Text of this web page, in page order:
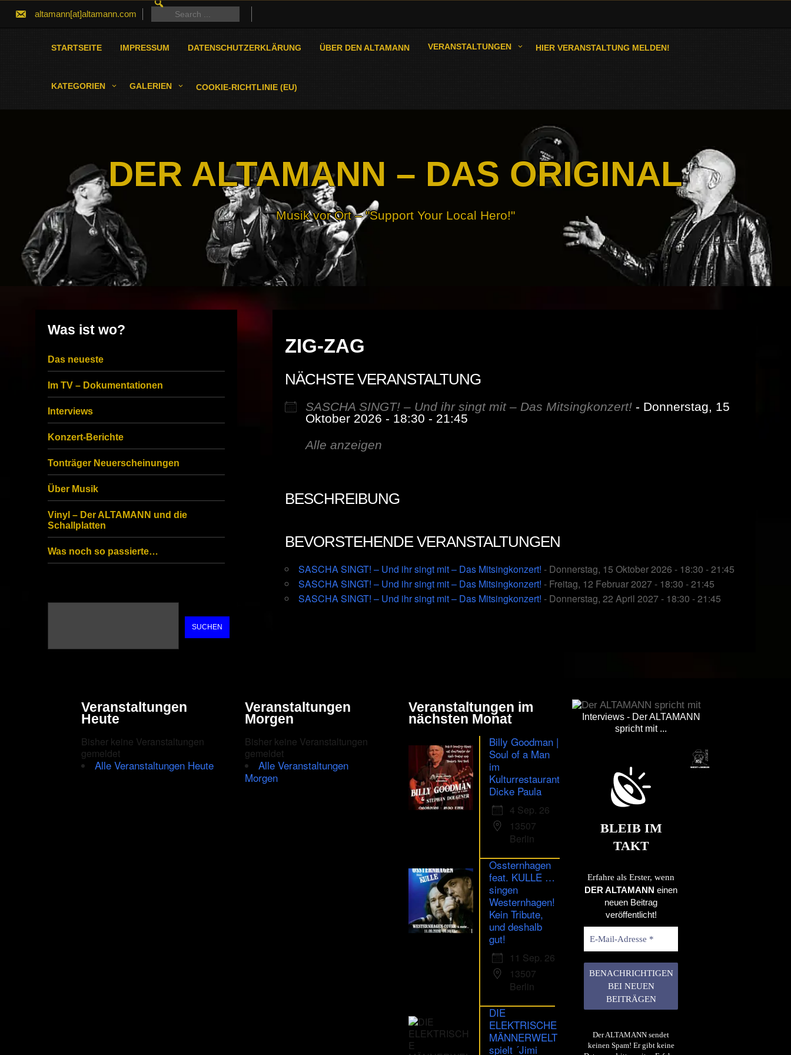
altamann[at]altamann.com
FOR:
Search
for:
STARTSEITE IMPRESSUM DATENSCHUTZERKLÄRUNG ÜBER DEN ALTAMANN VERANSTALTUNGEN HIER VERANSTALTUNG MELDEN!
KATEGORIEN GALERIEN COOKIE-RICHTLINIE (EU)
DER ALTAMANN – DAS ORIGINAL
Musik vor Ort – "Support Your Local Hero!"
ZIG-ZAG
NÄCHSTE VERANSTALTUNG
SASCHA SINGT! – Und ihr singt mit – Das Mitsingkonzert! - Donnerstag, 15
Oktober 2026 - 18:30 - 21:45
Alle anzeigen
BESCHREIBUNG
BEVORSTEHENDE VERANSTALTUNGEN
SASCHA SINGT! – Und ihr singt mit – Das Mitsingkonzert! - Donnerstag, 15 Oktober 2026 - 18:30 - 21:45
SASCHA SINGT! – Und ihr singt mit – Das Mitsingkonzert! - Freitag, 12 Februar 2027 - 18:30 - 21:45
SASCHA SINGT! – Und ihr singt mit – Das Mitsingkonzert! - Donnerstag, 22 April 2027 - 18:30 - 21:45
Was ist wo?
Das neueste
Im TV – Dokumentationen
Interviews
Konzert-Berichte
Tonträger Neuerscheinungen
Über Musik
Vinyl – Der ALTAMANN und die
Schallplatten
Was noch so passierte…
SUCHEN
Veranstaltungen
Heute
Bisher keine Veranstaltungen
gemeldet
Alle Veranstaltungen Heute
Veranstaltungen
Morgen
Bisher keine Veranstaltungen
gemeldet
Alle Veranstaltungen
Morgen
Veranstaltungen im
nächsten Monat
Billy Goodman |
Soul of a Man
im
Kulturrestaurant
Dicke Paula
4 Sep. 26
13507
Berlin
Ossternhagen
feat. KULLE …
singen
Westernhagen!
Kein Tribute,
und deshalb
gut!
11 Sep. 26
13507
Berlin
DIE
ELEKTRISCHE
MÄNNERWELT
spielt ´Jimi
Interviews - Der ALTAMANN
spricht mit ...
BLEIB IM
TAKT
Erfahre als Erster, wenn
DER ALTAMANN einen
neuen Beitrag
veröffentlicht!
Der ALTAMANN sendet
keinen Spam! Er gibt keine